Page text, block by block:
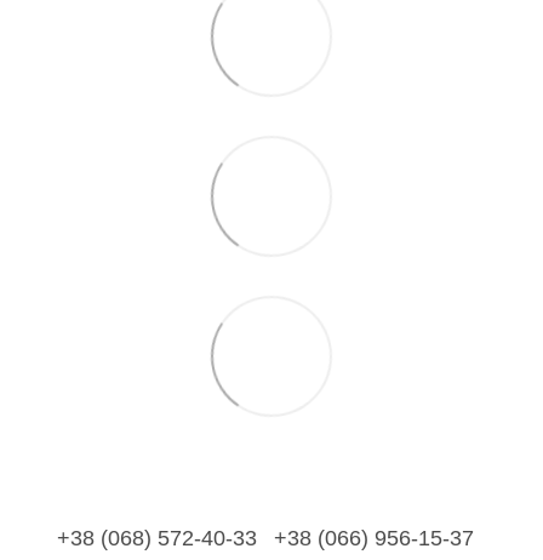
+38 (068) 572-40-33 +38 (066) 956-15-37